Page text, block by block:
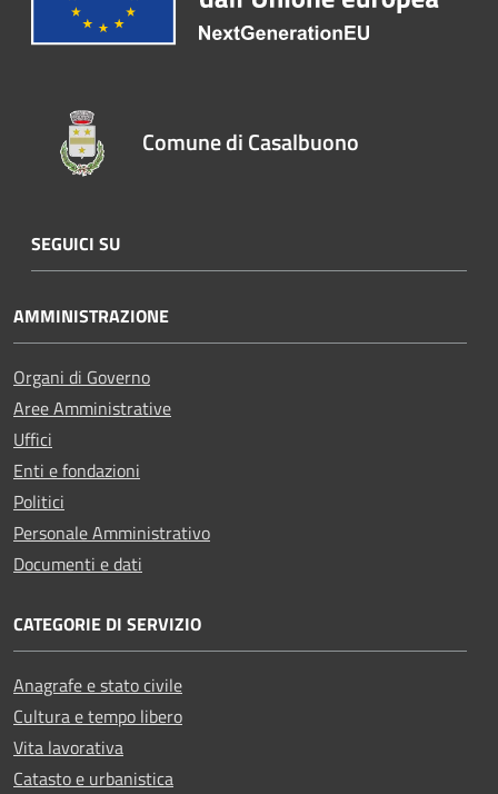
Comune di Casalbuono
SEGUICI SU
AMMINISTRAZIONE
Organi di Governo
Aree Amministrative
Uffici
Enti e fondazioni
Politici
Personale Amministrativo
Documenti e dati
CATEGORIE DI SERVIZIO
Anagrafe e stato civile
Cultura e tempo libero
Vita lavorativa
Catasto e urbanistica